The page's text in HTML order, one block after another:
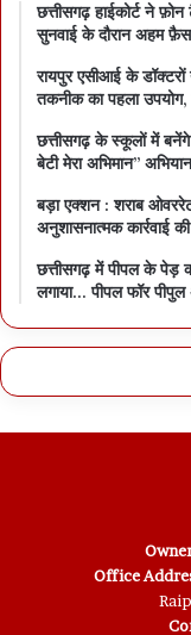
छत्तीसगढ़ हाईकोर्ट ने
सुनवाई के दौरान अहम
रायपुर एसीआई के
तकनीक का पहला
छत्तीसगढ़ के स्कूलों में
बेटी मेरा अभिमान”
बड़ा एक्शन : शराब
अनुशासनात्मक कार्रवाई
छत्तीसगढ़ में पीपल के पेड़
लगाया… पीपल फॉर
Office